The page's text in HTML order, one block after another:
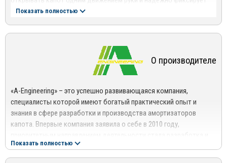
его в верхнем положении.
Показать полностью
О производителе
«A-Engineering» – это успешно развивающаяся компания,
специалисты которой имеют богатый практический опыт и
знания в сфере разработки и производства амортизаторов
капота. Впервые компания заявила о себе в 2010 году,
изготовление комплектов для монтажа под капотом машин
пневмогидравлических упоров.
Показать полностью